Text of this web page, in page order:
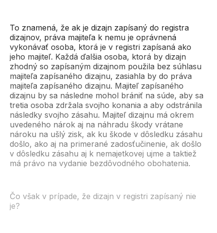
To znamená, že ak je dizajn zapísaný do registra
dizajnov, práva majiteľa k nemu je oprávnená
vykonávať osoba, ktorá je v registri zapísaná ako
jeho majiteľ. Každá ďalšia osoba, ktorá by dizajn
zhodný so zapísaným dizajnom použila bez súhlasu
majiteľa zapísaného dizajnu, zasiahla by do práva
majiteľa zapísaného dizajnu. Majiteľ zapísaného
dizajnu by sa následne mohol brániť na súde, aby sa
tretia osoba zdržala svojho konania a aby odstránila
následky svojho zásahu. Majiteľ dizajnu má okrem
uvedeného nárok aj na náhradu škody vrátane
nároku na ušlý zisk, ak ku škode v dôsledku zásahu
došlo, ako aj na primerané zadosťučinenie, ak došlo
v dôsledku zásahu aj k nemajetkovej ujme a taktiež
má právo na vydanie bezdôvodného obohatenia.
Čo však v prípade, že dizajn v registri zapísaný nie
je?